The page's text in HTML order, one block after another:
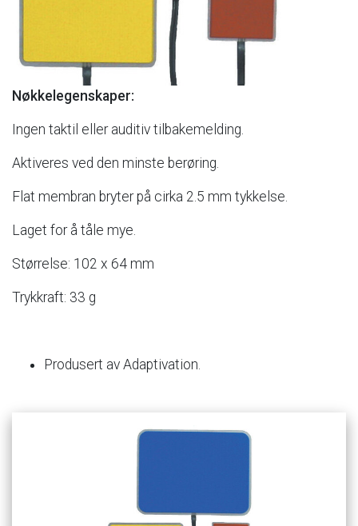
Nøkkelegenskaper:
Ingen taktil eller auditiv tilbakemelding.
Aktiveres ved den minste berøring.
Flat membran bryter på cirka 2.5 mm tykkelse.
Laget for å tåle mye.
Størrelse: 102 x 64 mm
Trykkraft: 33 g
Produsert av Adaptivation.